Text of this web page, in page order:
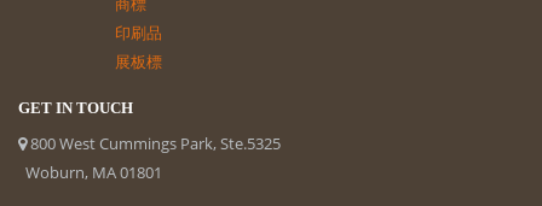
印刷品
展板標
GET IN TOUCH
800 West Cummings Park, Ste.5325
Woburn, MA 01801